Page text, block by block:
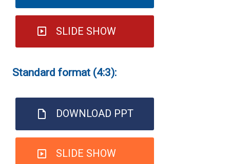
SLIDE SHOW
Standard format (4:3):
DOWNLOAD PPT
SLIDE SHOW